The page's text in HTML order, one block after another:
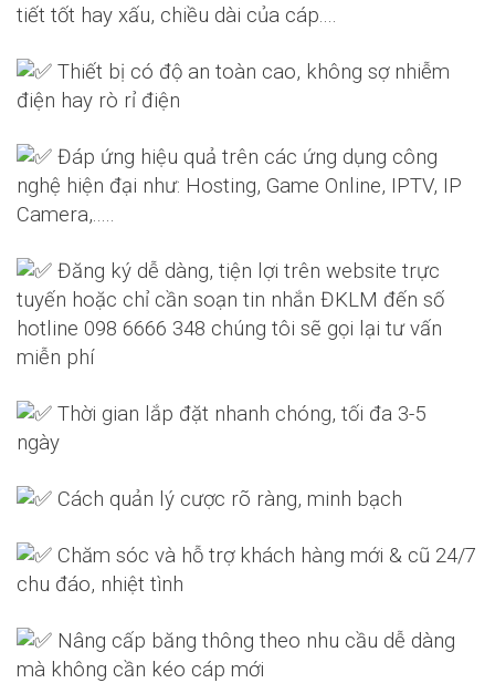
tiết tốt hay xấu, chiều dài của cáp....
Thiết bị có độ an toàn cao, không sợ nhiễm
điện hay rò rỉ điện
Đáp ứng hiệu quả trên các ứng dụng công
nghệ hiện đại như: Hosting, Game Online, IPTV, IP
Camera,.....
Đăng ký dễ dàng, tiện lợi trên website trực
tuyến hoặc chỉ cần soạn tin nhắn ĐKLM đến số
hotline 098 6666 348 chúng tôi sẽ gọi lại tư vấn
miễn phí
Thời gian lắp đặt nhanh chóng, tối đa 3-5
ngày
Cách quản lý cược rõ ràng, minh bạch
Chăm sóc và hỗ trợ khách hàng mới & cũ 24/7
chu đáo, nhiệt tình
Nâng cấp băng thông theo nhu cầu dễ dàng
mà không cần kéo cáp mới